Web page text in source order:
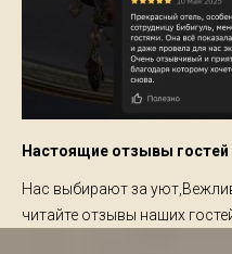
Настоящие отзывы гостей
Нас выбирают за
читайте отзывы наших